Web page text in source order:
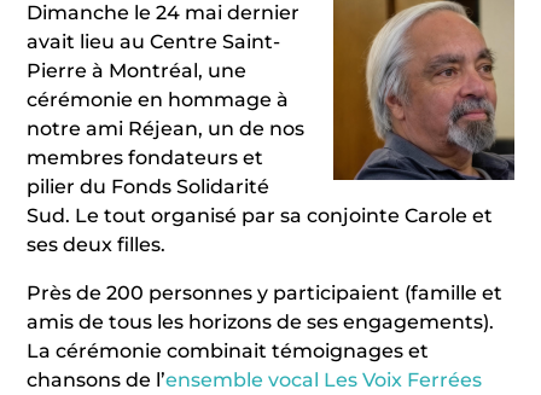
Dimanche le 24 mai dernier
avait lieu au Centre Saint-
Pierre à Montréal, une
cérémonie en hommage à
notre ami Réjean, un de nos
membres fondateurs et
pilier du Fonds Solidarité
Sud. Le tout organisé par sa conjointe Carole et
ses deux filles.
Près de 200 personnes y participaient (famille et
amis de tous les horizons de ses engagements).
La cérémonie combinait témoignages et
chansons de l’ensemble vocal Les Voix Ferrées